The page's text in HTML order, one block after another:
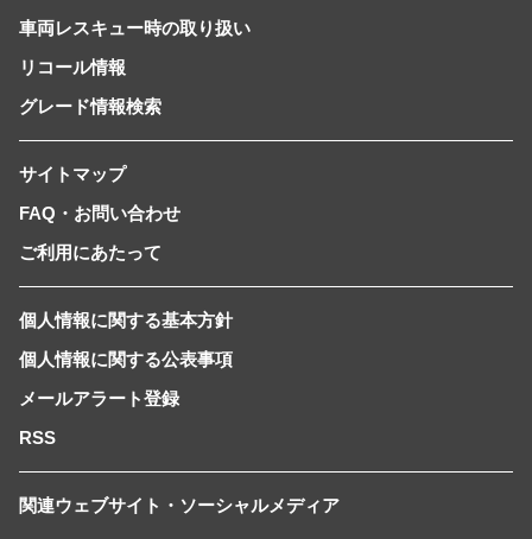
車両レスキュー時の取り扱い
リコール情報
グレード情報検索
サイトマップ
FAQ・お問い合わせ
ご利用にあたって
個人情報に関する基本方針
個人情報に関する公表事項
メールアラート登録
RSS
関連ウェブサイト・ソーシャルメディア